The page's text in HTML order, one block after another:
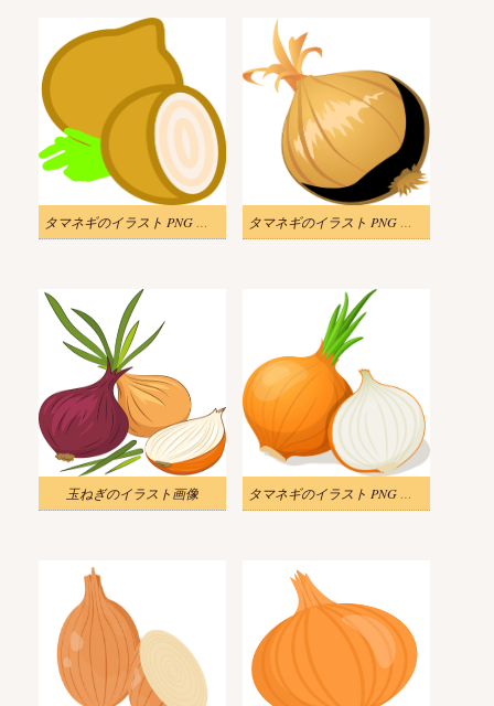
タマネギのイラスト PNG 写真 タマネギのイラスト PNG 画像
玉ねぎのイラスト画像 タマネギのイラスト PNG ダウンロード